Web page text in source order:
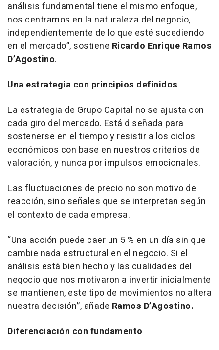
análisis fundamental tiene el mismo enfoque,
nos centramos en la naturaleza del negocio,
independientemente de lo que esté sucediendo
en el mercado”, sostiene Ricardo Enrique Ramos
D’Agostino.
Una estrategia con principios definidos
La estrategia de Grupo Capital no se ajusta con
cada giro del mercado. Está diseñada para
sostenerse en el tiempo y resistir a los ciclos
económicos con base en nuestros criterios de
valoración, y nunca por impulsos emocionales.
Las fluctuaciones de precio no son motivo de
reacción, sino señales que se interpretan según
el contexto de cada empresa.
“Una acción puede caer un 5 % en un día sin que
cambie nada estructural en el negocio. Si el
análisis está bien hecho y las cualidades del
negocio que nos motivaron a invertir inicialmente
se mantienen, este tipo de movimientos no altera
nuestra decisión”, añade Ramos D’Agostino.
Diferenciación con fundamento